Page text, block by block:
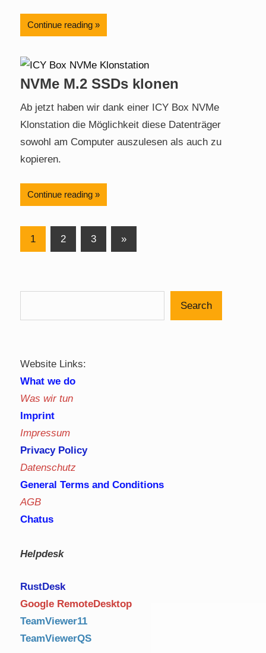
Continue reading
NVMe M.2 SSDs klonen
Ab jetzt haben wir dank einer ICY Box NVMe
Klonstation die Möglichkeit diese Datenträger
sowohl am Computer auszulesen als auch zu
kopieren.
Continue reading
Posts
1 2 3
Next
Posts
»
Search
Website Links:
What we do
Was wir tun
Imprint
Impressum
Privacy Policy
Datenschutz
General Terms and Conditions
AGB
Chatus
Helpdesk
RustDesk
Google RemoteDesktop
TeamViewer11
TeamViewerQS